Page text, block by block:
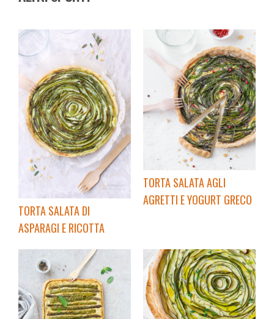
TORTA SALATA DI
ASPARAGI E RICOTTA
TORTA SALATA AGLI
AGRETTI E YOGURT GRECO